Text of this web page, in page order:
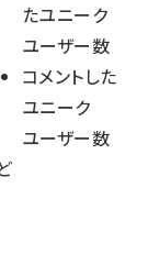
たユニーク
ユーザー数
コメントした
ユニーク
ユーザー数